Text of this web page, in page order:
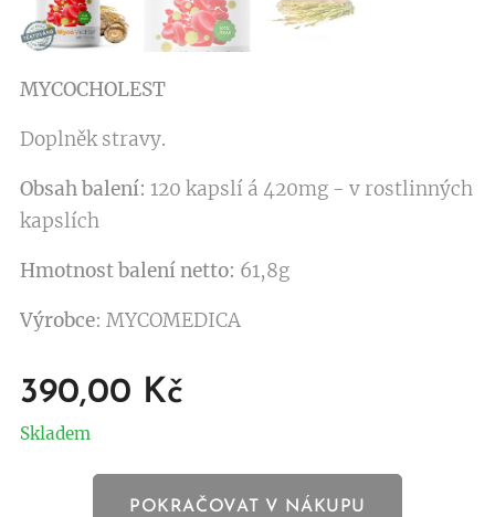
MYCOCHOLEST
Doplněk stravy.
Obsah balení: 120 kapslí á 420mg - v rostlinných
kapslích
Hmotnost balenínetto: 61,8g
Výrobce: MYCOMEDICA
390,00 Kč
Skladem
POKRAČOVAT V NÁKUPU